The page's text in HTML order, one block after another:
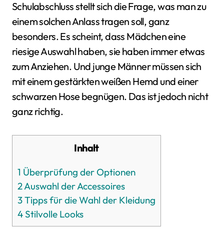
Schulabschluss stellt sich die Frage, was man zu
einem solchen Anlass tragen soll, ganz
besonders. Es scheint, dass Mädchen eine
riesige Auswahl haben, sie haben immer etwas
zum Anziehen. Und junge Männer müssen sich
mit einem gestärkten weißen Hemd und einer
schwarzen Hose begnügen. Das ist jedoch nicht
ganz richtig.
Inhalt
1 Überprüfung der Optionen
2Auswahl der Accessoires
3Tipps für die Wahl der Kleidung
4 Stilvolle Looks